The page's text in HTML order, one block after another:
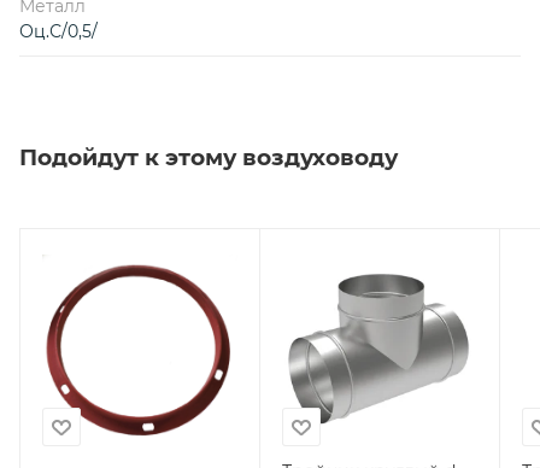
Металл
Оц.С/0,5/
Подойдут к этому воздуховоду